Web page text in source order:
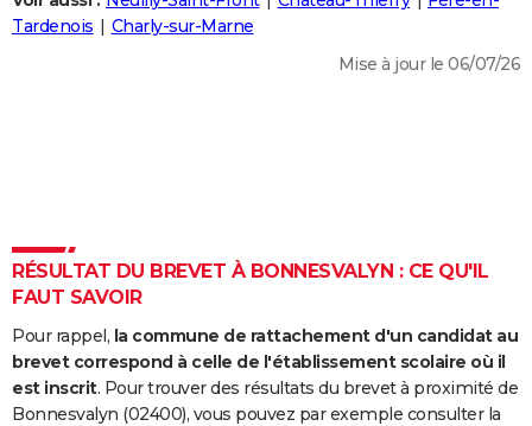
Destinations
City break
Voyage nature
Voyage de noces
Forum
Climat
+
PHOTO
Dictionnaire
Biographies
Citations
Expressions
Proverbes
PROGRAMME TV
S'inscrire
Se connecter
Lycées
Collèges
Primaires
Universités
Entreprises
Service militaire
Avis de recherche
AVIS DE DÉCÈS
FORUM
Tardenois
Charly-sur-Marne
Mise à jour le 06/07/26
RÉSULTAT DU BREVET À BONNESVALYN : CE QU'IL
FAUT SAVOIR
Pour rappel, la commune de rattachement d'un candidat au
brevet correspond à celle de l'établissement scolaire où il
est inscrit. Pour trouver des résultats du brevet à proximité de
Bonnesvalyn (02400), vous pouvez par exemple consulter la